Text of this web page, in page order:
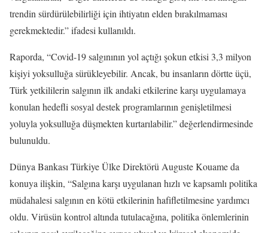
trendin sürdürülebilirliği için ihtiyatın elden bırakılmaması
gerekmektedir.” ifadesi kullanıldı.
Raporda, “Covid-19 salgınının yol açtığı şokun etkisi 3,3 milyon
kişiyi yoksulluğa sürükleyebilir. Ancak, bu insanların dörtte üçü,
Türk yetkililerin salgının ilk andaki etkilerine karşı uygulamaya
konulan hedefli sosyal destek programlarının genişletilmesi
yoluyla yoksulluğa düşmekten kurtarılabilir.” değerlendirmesinde
bulunuldu.
Dünya Bankası Türkiye Ülke Direktörü Auguste Kouame da
konuya ilişkin, “Salgına karşı uygulanan hızlı ve kapsamlı politika
müdahalesi salgının en kötü etkilerinin hafifletilmesine yardımcı
oldu. Virüsün kontrol altında tutulacağına, politika önlemlerinin